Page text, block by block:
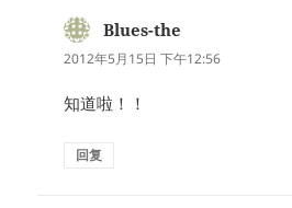
Blues-the
道：
2012年5月15日 下午12:56
知道啦！！
回复